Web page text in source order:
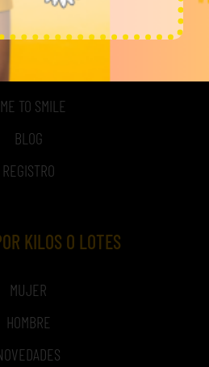
A MI CUENTA
TO SMILE
BLOG
REGISTRO
KILOS O LOTES
MUJER
HOMBRE